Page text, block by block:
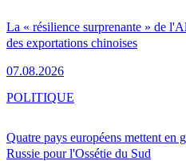
La « résilience surprenante » de
des exportations chinoises
07.08.2026
Quatre pays européens mettent en
Russie pour l'Ossétie du Sud
POLITIQUE